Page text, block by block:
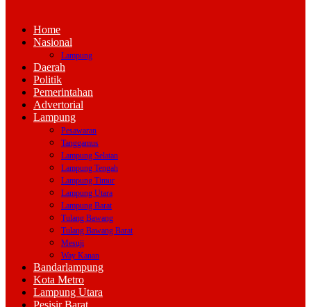
Home
Nasional
Lampung
Daerah
Politik
Pemerintahan
Advertorial
Lampung
Pesawaran
Tanggamus
Lampung Selatan
Lampung Tengah
Lampung Timur
Lampung Utara
Lampung Barat
Tulang Bawang
Tulang Bawang Barat
Mesuji
Way Kanan
Bandarlampung
Kota Metro
Lampung Utara
Pesisir Barat